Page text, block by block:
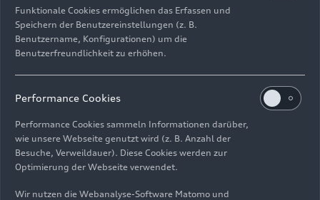
ImpressumRechtliches
Hinweisgebersystem
Informationen zur BarrierefreiheitKontakt
© 2026 AUDI AG. Alle Rechte vorbehalten.
EN
Funktionale Cookies ermöglichen das Erfassen und
Speichern der Benutzereinstellungen (z. B.
Benutzername, Konfigurationen) um die
Benutzerfreundlichkeit zu erhöhen.
Performance Cookies
Performance Cookies sammeln Informationen darüber,
wie unsere Webseite genutzt wird (z. B. Anzahl der
Besuche, Verweildauer). Diese Cookies werden zur
Optimierung der Webseite verwendet.
Wir nutzen die Webanalyse-Software Matomo und